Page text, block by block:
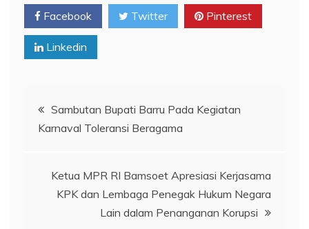
Facebook Twitter Pinterest
Linkedin
Navigasi
pos
Sambutan Bupati Barru Pada Kegiatan
Karnaval Toleransi Beragama
Ketua MPR RI Bamsoet Apresiasi Kerjasama
KPK dan Lembaga Penegak Hukum Negara
Lain dalam Penanganan Korupsi